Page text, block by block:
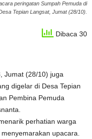
peringatan Sumpah Pemuda di
Tepian Langsat, Jumat (28/10).
Dibaca 30
Jumat (28/10) juga
digelar di Desa Tepian
Pembina Pemuda
perhatian warga
upacara.